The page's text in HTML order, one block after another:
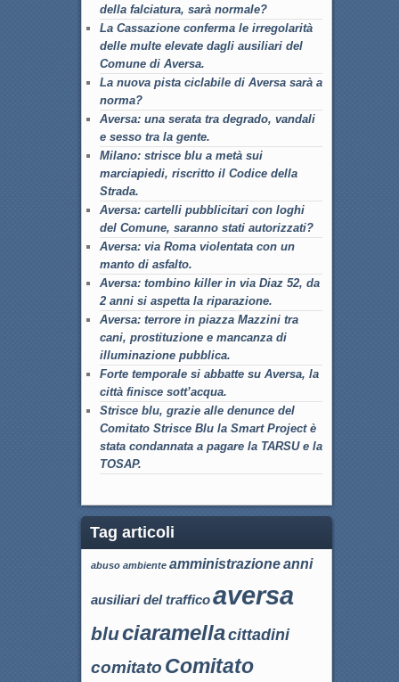
della falciatura, sarà normale?
La Cassazione conferma le irregolarità
delle multe elevate dagli ausiliari del
Comune di Aversa.
La nuova pista ciclabile di Aversa sarà a
norma?
Aversa: una serata tra degrado, vandali
e sesso tra la gente.
Milano: strisce blu a metà sui
marciapiedi, riscritto il Codice della
Strada.
Aversa: cartelli pubblicitari con loghi
del Comune, saranno stati autorizzati?
Aversa: via Roma violentata con un
manto di asfalto.
Aversa: tombino killer in via Diaz 52, da
2 anni si aspetta la riparazione.
Aversa: terrore in piazza Mazzini tra
cani, prostituzione e mancanza di
illuminazione pubblica.
Forte temporale si abbatte su Aversa, la
città finisce sott’acqua.
Strisce blu, grazie alle denunce del
Comitato Strisce Blu la Smart Project è
stata condannata a pagare la TARSU e la
TOSAP.
Tag articoli
abuso ambiente amministrazioneanni
ausiliari del trafficoaversa
bluciaramellacittadini
comitato Comitato